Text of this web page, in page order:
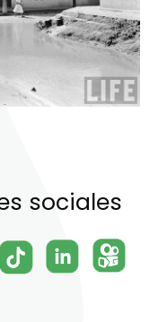
sociales